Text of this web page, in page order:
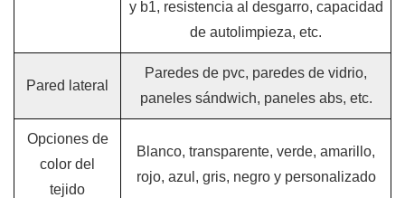
y b1, resistencia al desgarro, capacidad
de autolimpieza, etc.
Pared lateral
Paredes de pvc, paredes de vidrio,
paneles sándwich, paneles abs, etc.
Opciones de
color del
tejido
Blanco, transparente, verde, amarillo,
rojo, azul, gris, negro y personalizado